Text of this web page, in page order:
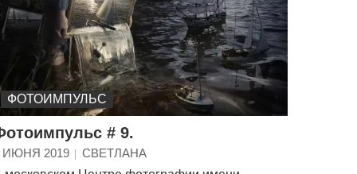
ФОТОИМПУЛЬС
# 9.
ИЮНЯ 2019
СВЕТЛАНА